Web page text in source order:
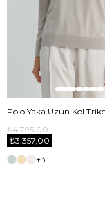
Polo Yaka Uzun Kol
₺3.357,00
₺4.795,00
+3